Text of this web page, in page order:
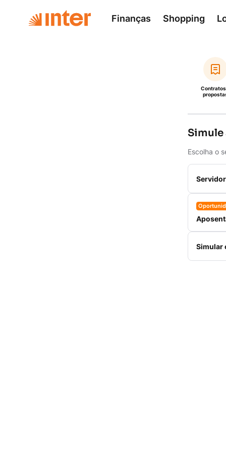
Finanças Shopping
Escolha o
Simular